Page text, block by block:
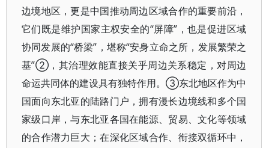
边境地区，更是中国推动周边区域合作的重要前沿，
它们既是维护国家主权安全的“屏障”，也是促进区域
协同发展的“桥梁”，堪称“安身立命之所，发展繁荣之
基”②，其治理效能直接关乎周边关系稳定，对周边
命运共同体的建设具有独特作用。③东北地区作为中
国面向东北亚的陆路门户，拥有漫长边境线和多个国
家级口岸，与东北亚各国在能源、贸易、文化等领域
的合作潜力巨大；在深化区域合作、衔接双循环中，